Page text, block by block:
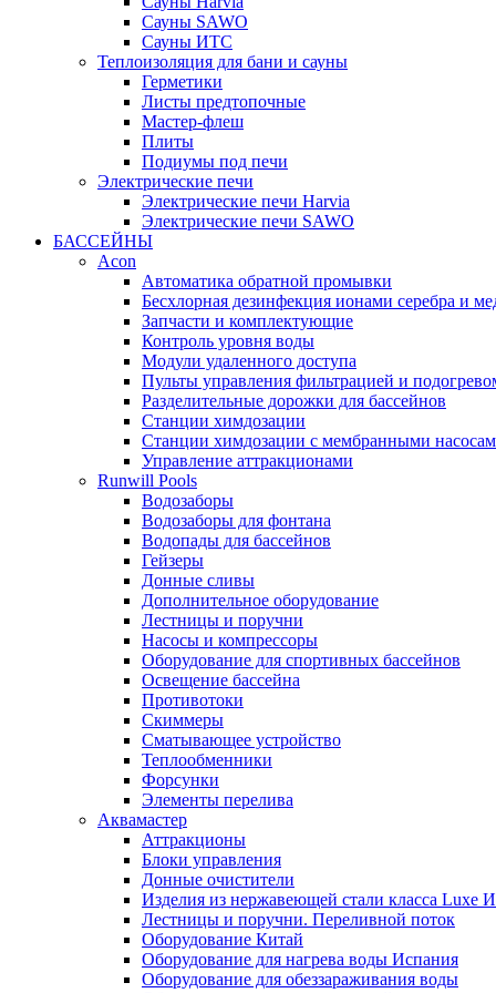
Сауны SAWO
Сауны ИТС
Теплоизоляция для бани и сауны
Герметики
Листы предтопочные
Мастер-флеш
Плиты
Подиумы под печи
Электрические печи
Электрические печи Harvia
Электрические печи SAWO
БАССЕЙНЫ
Acon
Автоматика обратной промывки
Беcхлорная дезинфекция ионами серебра и
Запчасти и комплектующие
Контроль уровня воды
Модули удаленного доступа
Пульты управления фильтрацией и
Разделительные дорожки для бассейнов
Станции химдозации
Станции химдозации с мембранными
Управление аттракционами
Runwill Pools
Водозаборы
Водозаборы для фонтана
Водопады для бассейнов
Гейзеры
Донные сливы
Дополнительное оборудование
Лестницы и поручни
Насосы и компрессоры
Оборудование для спортивных бассейнов
Освещение бассейна
Противотоки
Скиммеры
Сматывающее устройство
Теплообменники
Форсунки
Элементы перелива
Аквамастер
Аттракционы
Блоки управления
Донные очистители
Изделия из нержавеющей стали класса Luxe
Лестницы и поручни. Переливной поток
Оборудование Китай
Оборудование для нагрева воды Испания
Оборудование для обеззараживания воды